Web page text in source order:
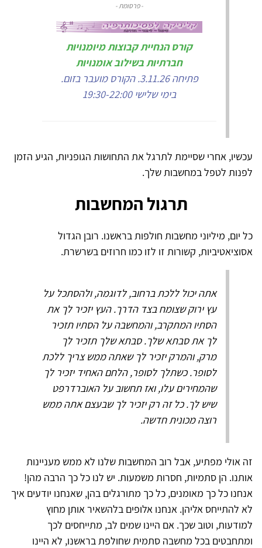
- פרסומת -
קורס הנחיית קבוצות מיומנויות
חברתיות בשילוב אומנויות
פתיחה 3.11.26. הקורס מועבר בזום.
בימי שלישי 19:30-22:00
עכשיו, אחרי שסיימת לתרגל את התחושות הגופניות, הגיע הזמן
לפנות לטפל במחשבות שלך.
תרגול המחשבות
כל יום, מיליוני מחשבות חולפות בראשנו. רובן הגדול
אסוציאטיביות, קשורות זו לזו כמו חרוזים בשרשרת.
אתה יכול ללכת ברחוב, לדוגמה, ולהסתכל על
עץ ירוק שצומח בצד הדרך. העץ יזכיר לך את
הסתיו המתקרב, והמחשבה על הסתיו תזכיר
לך את סבתא שלך. סבתא שלך תזכיר לך
מרק, והמרק יזכיר לך שאתה ממש צריך ללכת
לסופר. כשתלך לסופר, הלחם האחיד יזכיר לך
שהמחירים עלו, ואז תחשוב על האוברדרפט
שיש לך. כל זה רק יזכיר לך שבעצם אתה ממש
רוצה מכונית חדשה.
זה אולי מפתיע, אבל רוב המחשבות שלנו לא ממש מעניינות
אותנו. הן סתמיות, חסרות משמעות. יש לנו כל כך הרבה מהן!
אנחנו כל כך מאומנים, כל כך מתורגלים בהן, שאנחנו יודעים איך
לא להתייחס אליהן. אנחנו אלופים בלהשאיר אותן מחוץ
למודעות, וטוב שכך. אם היינו שמים לב, מתייחסים לכך
ומתחבטים בכל מחשבה סתמית שחולפת בראשנו, לא היינו